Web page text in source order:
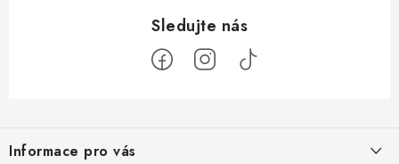
Informace pro vás